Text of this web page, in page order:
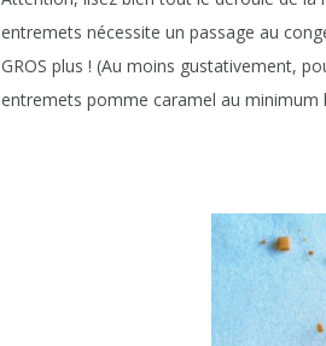
entremets nécessite un passage au
GROS plus ! (Au moins gustativement,
entremets pomme caramel au minimum